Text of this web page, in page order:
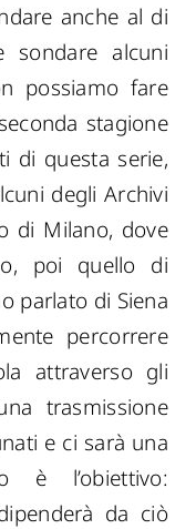
anche al di
alcuni
possiamo fare
stagione
di questa serie,
degli Archivi
di Milano, dove
poi quello di
parlato di Siena
percorrere
attraverso gli
trasmissione
e ci sarà una
è l’obiettivo:
da ciò